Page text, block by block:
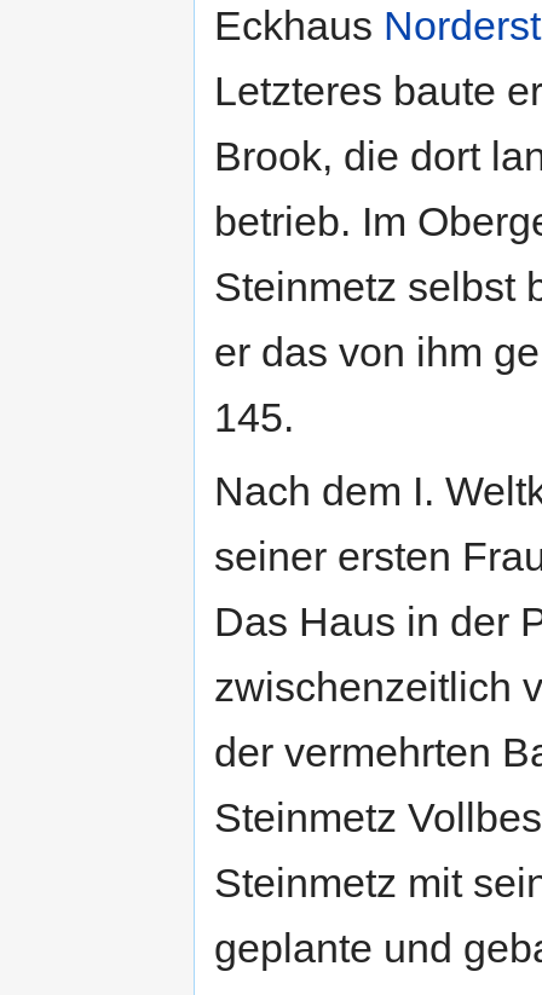
Eckhaus
Letzteres baute
Brook, die dort
betrieb. Im
Steinmetz selbst
er das von ihm
145.
Nach dem I.
seiner ersten
Das Haus in der
zwischenzeitlich
der vermehrten
Steinmetz
Steinmetz mit
geplante und